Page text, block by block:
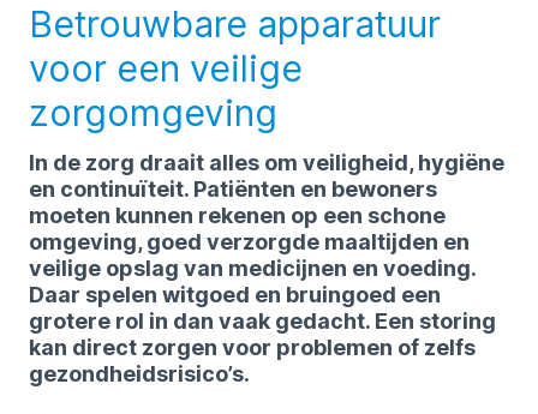
Betrouwbare apparatuur
voor een veilige
zorgomgeving
In de zorg draait alles om veiligheid, hygiëne
en continuïteit. Patiënten en bewoners
moeten kunnen rekenen op een schone
omgeving, goed verzorgde maaltijden en
veilige opslag van medicijnen en voeding.
Daar spelen witgoed en bruingoed een
grotere rol in dan vaak gedacht. Een storing
kan direct zorgen voor problemen of zelfs
gezondheidsrisico’s.